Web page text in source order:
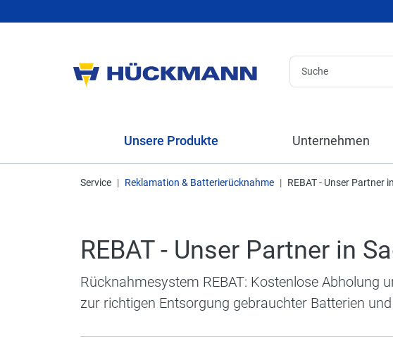
Unsere Produkte Unternehmen
Service Reklamation & Batterierücknahme REBAT - Unser Partner
REBAT - Unser Partner in
Rücknahmesystem REBAT: Kostenlose Abholung
zur richtigen Entsorgung gebrauchter Batterien